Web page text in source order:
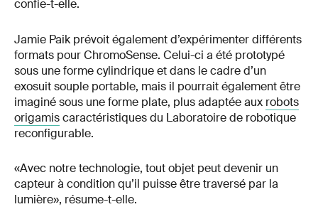
confie-t-elle.
Jamie Paik prévoit également d’expérimenter différents
formats pour ChromoSense. Celui-ci a été prototypé
sous une forme cylindrique et dans le cadre d’un
exosuit souple portable, mais il pourrait également être
imaginé sous une forme plate, plus adaptée aux robots
origamiscaractéristiques du Laboratoire de robotique
reconfigurable.
«Avec notre technologie, tout objet peut devenir un
capteur à condition qu’il puisse être traversé par la
lumière», résume-t-elle.